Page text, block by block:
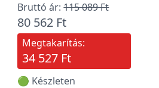
Bruttó ár:115 089 Ft
80 562 Ft
Megtakarítás:
34 527 Ft
🟢 Készleten